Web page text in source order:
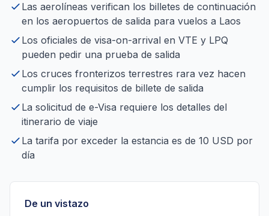
Las aerolíneas verifican los billetes de continuación
en los aeropuertos de salida para vuelos a Laos
Los oficiales de visa-on-arrival en VTE y LPQ
pueden pedir una prueba de salida
Los cruces fronterizos terrestres rara vez hacen
cumplir los requisitos de billete de salida
La solicitud de e-Visa requiere los detalles del
itinerario de viaje
La tarifa por exceder la estancia es de 10 USD por
día
De un vistazo